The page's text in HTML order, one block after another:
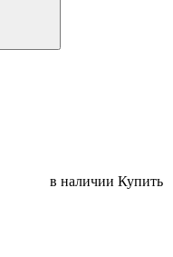
в наличии Купить